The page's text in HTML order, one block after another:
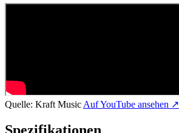
Quelle: Kraft Music Auf YouTube ansehen ↗